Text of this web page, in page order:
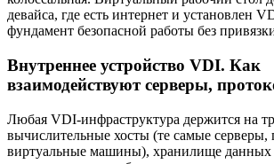
девайса, где есть интернет и установлен
фундамент безопасной работы без
Внутреннее устройство VDI. Как
взаимодействуют серверы,
Любая VDI-инфраструктура держится на
вычислительные хосты (те самые серверы,
виртуальные машины), хранилище данных